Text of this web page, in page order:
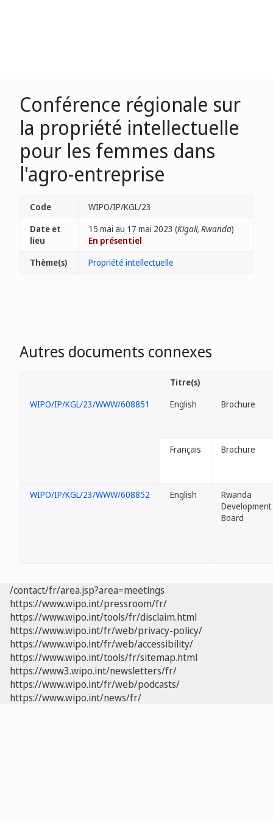
Conférence régionale sur
la propriété intellectuelle
pour les femmes dans
l'agro-entreprise
Code
WIPO/IP/KGL/23
Date et
lieu
15 mai au 17 mai 2023 (Kigali, Rwanda)
En présentiel
Thème(s)
Propriété intellectuelle
Autres documents connexes
Titre(s)
WIPO/IP/KGL/23/WWW/608851
English Brochure
Français Brochure
WIPO/IP/KGL/23/WWW/608852 English
Rwanda
Development
Board
/contact/fr/area.jsp?area=meetings
https://www.wipo.int/pressroom/fr/
https://www.wipo.int/tools/fr/disclaim.html
https://www.wipo.int/fr/web/privacy-policy/
https://www.wipo.int/fr/web/accessibility/
https://www.wipo.int/tools/fr/sitemap.html
https://www3.wipo.int/newsletters/fr/
https://www.wipo.int/fr/web/podcasts/
https://www.wipo.int/news/fr/